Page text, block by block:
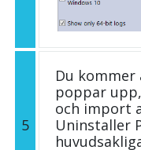
5
Du
poppar
och import
Uninstaller